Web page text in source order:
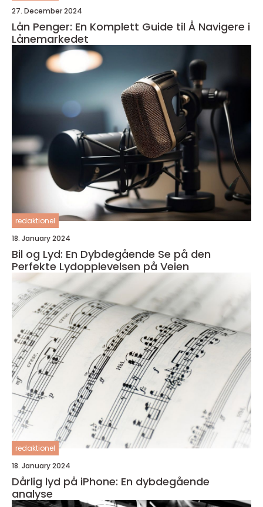
27. December 2024
Lån Penger: En Komplett Guide til Å Navigere i
Lånemarkedet
redaktionel
18. January 2024
Bil og Lyd: En Dybdegående Se på den
Perfekte Lydopplevelsen på Veien
redaktionel
18. January 2024
Dårlig lyd på iPhone: En dybdegående
analyse